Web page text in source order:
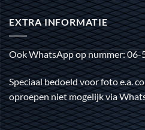
EXTRA INFORMATIE
Ook WhatsApp op nummer:
Speciaal bedoeld voor foto e.a.
oproepen niet mogelijk via